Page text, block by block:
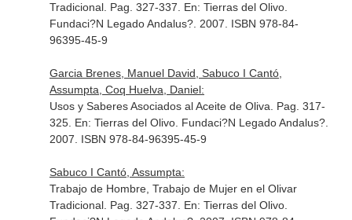
Tradicional. Pag. 327-337. En: Tierras del Olivo.
Fundaci?N Legado Andalus?. 2007. ISBN 978-84-
96395-45-9
Garcia Brenes, Manuel David, Sabuco I Cantó,
Assumpta, Coq Huelva, Daniel:
Usos y Saberes Asociados al Aceite de Oliva. Pag. 317-
325. En: Tierras del Olivo. Fundaci?N Legado Andalus?.
2007. ISBN 978-84-96395-45-9
Sabuco I Cantó, Assumpta:
Trabajo de Hombre, Trabajo de Mujer en el Olivar
Tradicional. Pag. 327-337. En: Tierras del Olivo.